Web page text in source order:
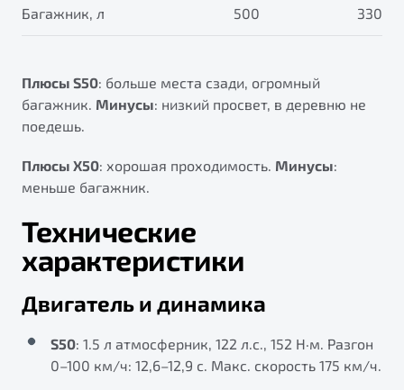
Багажник, л 500 330
Плюсы S50: больше места сзади, огромный
багажник. Минусы: низкий просвет, в деревню не
поедешь.
Плюсы X50: хорошая проходимость. Минусы:
меньше багажник.
Технические
характеристики
Двигатель и динамика
S50: 1.5 л атмосферник, 122 л.с., 152 Н·м. Разгон
0–100 км/ч: 12,6–12,9 с. Макс. скорость 175 км/ч.